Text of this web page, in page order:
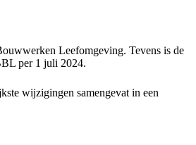
Leefomgeving. Tevens is de
per 1 juli 2024.
wijzigingen samengevat in een